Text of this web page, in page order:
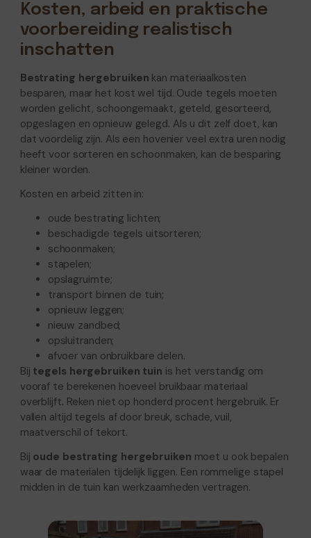
Kosten, arbeid en praktische
voorbereiding realistisch
inschatten
Bestrating hergebruiken kan materiaalkosten
besparen, maar het kost wel tijd. Oude tegels moeten
worden gelicht, schoongemaakt, geteld, gesorteerd,
opgeslagen en opnieuw gelegd. Als u dit zelf doet, kan
dat voordelig zijn. Als een hovenier veel extra uren nodig
heeft voor sorteren en schoonmaken, kan de besparing
kleiner worden.
Kosten en arbeid zitten in:
oude bestrating lichten;
beschadigde tegels uitsorteren;
schoonmaken;
stapelen;
opslagruimte;
transport binnen de tuin;
opnieuw leggen;
nieuw zandbed;
opsluitranden;
afvoer van onbruikbare delen.
Bij tegels hergebruiken tuin is het verstandig om
vooraf te berekenen hoeveel bruikbaar materiaal
overblijft. Reken niet op honderd procent hergebruik. Er
vallen altijd tegels af door breuk, schade, vuil,
maatverschil of tekort.
Bij oude bestrating hergebruiken moet u ook bepalen
waar de materialen tijdelijk liggen. Een rommelige stapel
midden in de tuin kan werkzaamheden vertragen.